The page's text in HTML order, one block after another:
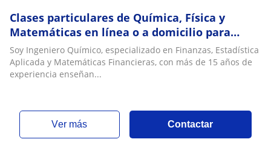
Clases particulares de Química, Física y
Matemáticas en línea o a domicilio para
bachillerato, preuniversitarios y
universitarios
Soy Ingeniero Químico, especializado en Finanzas, Estadística
Aplicada y Matemáticas Financieras, con más de 15 años de
experiencia enseñan...
ver más Contactar